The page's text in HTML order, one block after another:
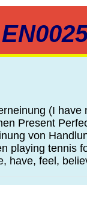
(I
Present
von
playing tennis
have, feel,